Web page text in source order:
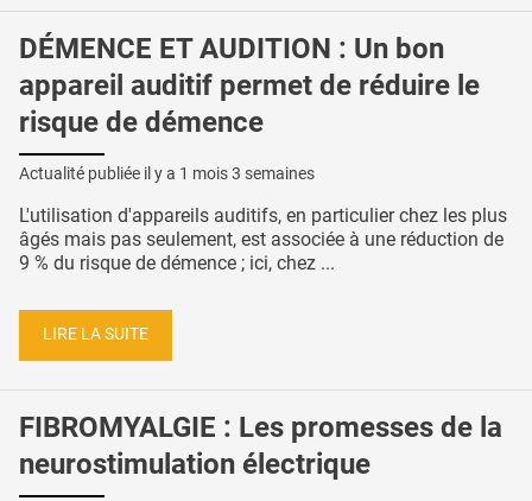
DÉMENCE ET AUDITION : Un bon
appareil auditif permet de réduire le
risque de démence
Actualité publiée il y a 1 mois 3 semaines
L'utilisation d'appareils auditifs, en particulier chez les plus
âgés mais pas seulement, est associée à une réduction de
9 % du risque de démence ; ici, chez ...
LIRE LA SUITE
FIBROMYALGIE : Les promesses de la
neurostimulation électrique